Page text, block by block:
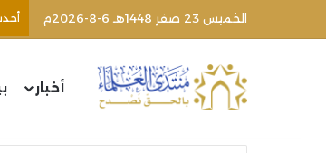
الخميس 23 صفر 1448هـ 6-8-2026م
أخبار